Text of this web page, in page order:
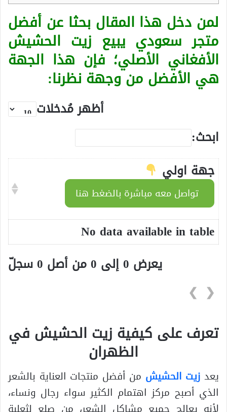
لمن دخل هذا المقال بحثا عن أفضل
متجر سعودي يبيع زيت الحشيش
الأفغاني الأصلي؛ فإن هذا الجهة
هي الأفضل من وجهة نظرنا:
أظهر مُدخلات
ابحث:
جهة اولي
تواصل معه مباشرة بالضغط هنا
No data available in table
يعرض 0 إلى 0 من أصل 0 سجلّ
❮
❯
تعرف على كيفية زيت الحشيش في
الظهران
يعد زيت الحشيش من أفضل منتجات العناية بالشعر
الذي أصبح مركز اهتمام الكثير سواء رجال ونساء،